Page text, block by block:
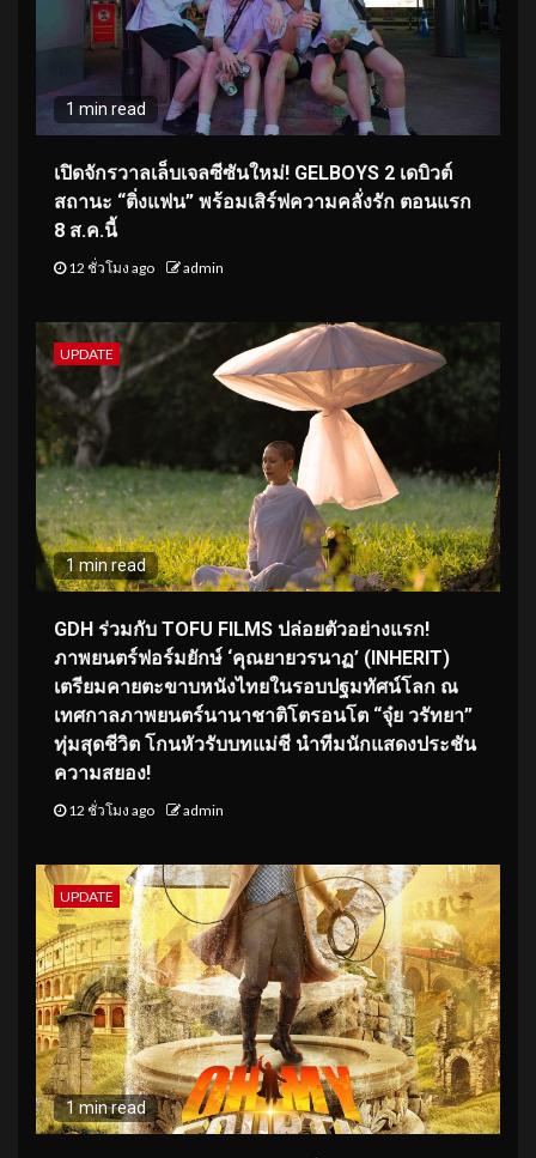
1 min read
เปิดจักรวาลเล็บเจลซีซันใหม่! GELBOYS 2 เดบิวต์
สถานะ “ติ่งแฟน” พร้อมเสิร์ฟความคลั่งรัก ตอนแรก
8 ส.ค.นี้
12 ชั่วโมง ago admin
UPDATE
1 min read
GDH ร่วมกับ TOFU FILMS ปล่อยตัวอย่างแรก!
ภาพยนตร์ฟอร์มยักษ์ ‘คุณยายวรนาฏ’ (INHERIT)
เตรียมคายตะขาบหนังไทยในรอบปฐมทัศน์โลก ณ
เทศกาลภาพยนตร์นานาชาติโตรอนโต “จุ๋ย วรัทยา”
ทุ่มสุดชีวิต โกนหัวรับบทแม่ชี นำทีมนักแสดงประชัน
ความสยอง!
12 ชั่วโมง ago admin
UPDATE
1 min read